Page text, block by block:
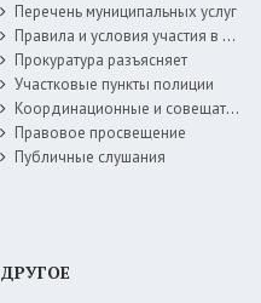
Перечень муниципальных услуг
Правила и условия участия в жилищных программах
Прокуратура разъясняет
Участковые пункты полиции
Координационные и совещательные органы
Правовое просвещение
Публичные слушания
ДРУГОЕ